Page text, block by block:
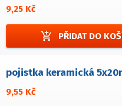
9,25 Kč
add_shopping_cart PŘIDAT DO
pojistka keramická
9,55 Kč